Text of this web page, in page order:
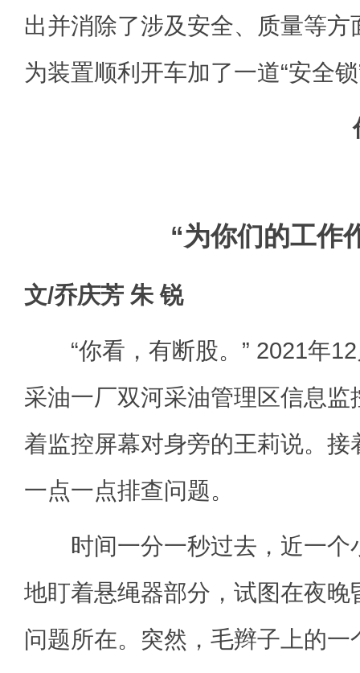
出并消除了涉及安全、质量等
为装置顺利开车加了一道“安全锁
“为你们的工作
文/乔庆芳 朱 锐
“你看，有断股。” 2021年12
采油一厂双河采油管理区信息
着监控屏幕对身旁的王莉说。接
一点一点排查问题。
时间一分一秒过去，近一个
地盯着悬绳器部分，试图在夜晚
问题所在。突然，毛辫子上的